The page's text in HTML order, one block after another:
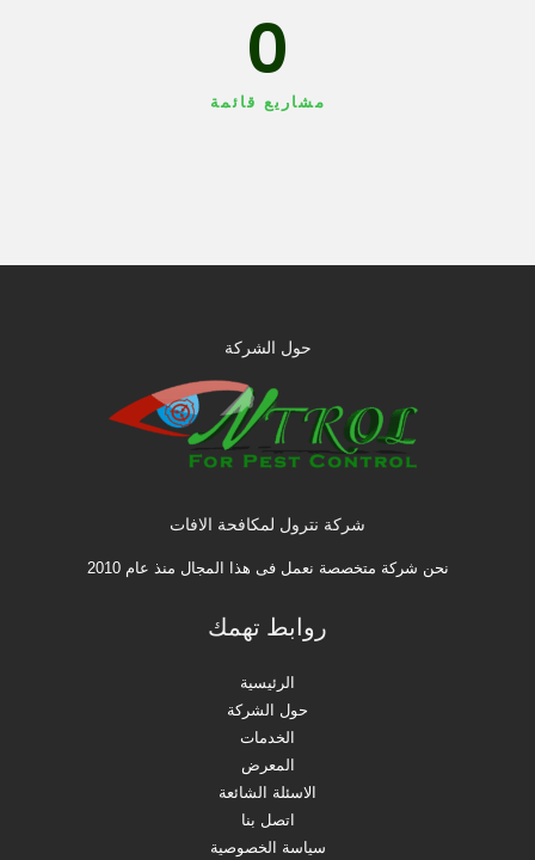
مشاريع قائمة
0
حول الشركة
شركة نترول لمكافحة الافات
نحن شركة متخصصة نعمل فى هذا المجال منذ عام 2010
روابط تهمك
الرئيسية
حول الشركة
الخدمات
المعرض
الاسئلة الشائعة
اتصل بنا
سياسة الخصوصية